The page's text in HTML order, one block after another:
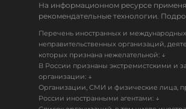
На информационном ресурсе
рекомендательные технологии.
Перечень иностранных и международных
неправительственных организаций,
которых признана нежелательной: ↓
В России признаны экстремистскими и
организации: ↓
Организации, СМИ и физические лица,
России иностранными агентами: ↓